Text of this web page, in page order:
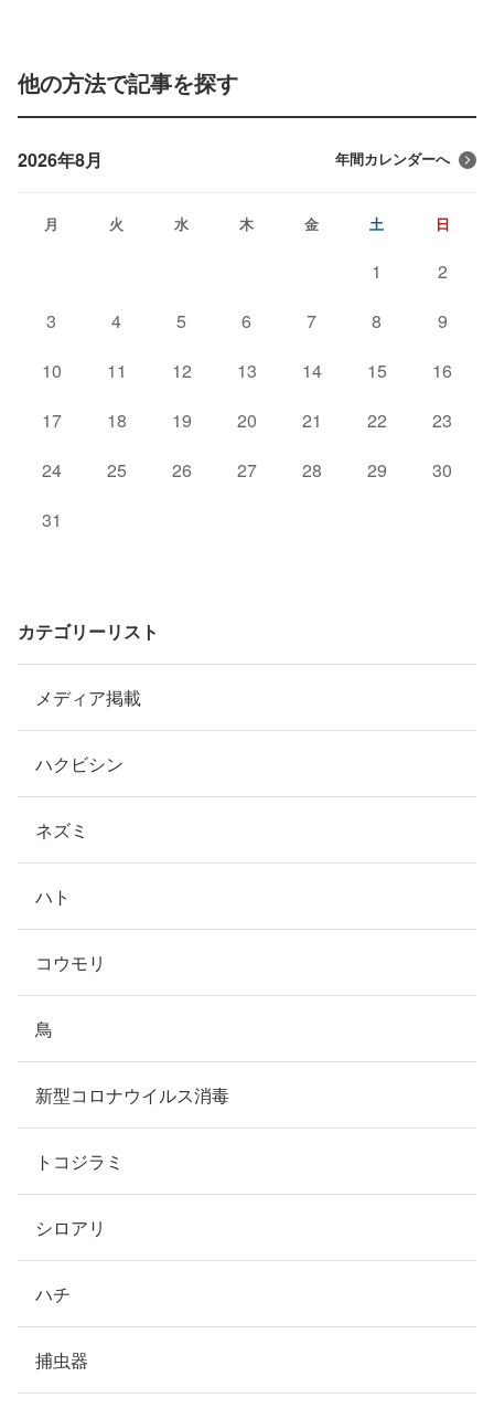
他の方法で記事を探す
2026年8月 年間カレンダーへ
月 火 水 木 金 土 日
1
2
3
4 5 6 7 8
9
10
11 12 13 14 15
16
17
18 19 20 21 22
23
24
25 26 27 28 29
30
31
カテゴリーリスト
メディア掲載
ハクビシン
ネズミ
ハト
コウモリ
鳥
新型コロナウイルス消毒
トコジラミ
シロアリ
ハチ
捕虫器